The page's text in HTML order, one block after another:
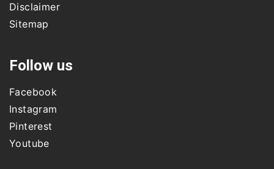
Disclaimer
Sitemap
Follow us
Facebook
Instagram
Pinterest
Youtube